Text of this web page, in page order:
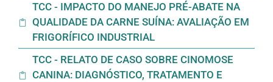
TCC - IMPACTO DO MANEJO PRÉ-ABATE NA
QUALIDADE DA CARNE SUÍNA: AVALIAÇÃO EM
FRIGORÍFICO INDUSTRIAL
TCC - RELATO DE CASO SOBRE CINOMOSE
CANINA: DIAGNÓSTICO, TRATAMENTO E